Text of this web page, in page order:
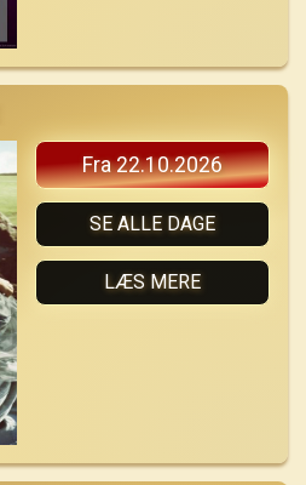
Fra 22.10.2026
SE ALLE DAGE
LÆS MERE